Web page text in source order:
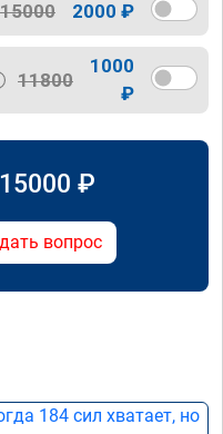
15000 2000 ₽
11800
1000
₽
15000 ₽
вопрос